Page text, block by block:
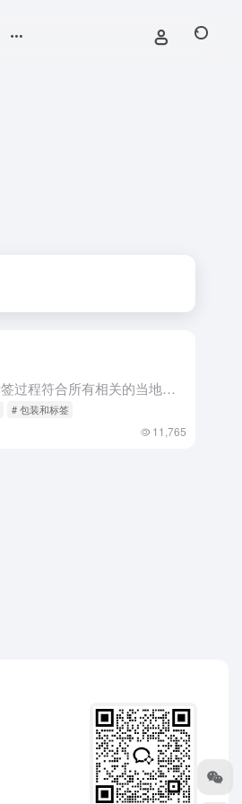
一般而言，请确保您的包装和标签过程符合所有相关的当地法律以及您的物流服务提供商 (LSP) 设定的条件。此外，在准备发货订单时，请遵循以下一些具体的注意事项：
# 包装和标签
11,765